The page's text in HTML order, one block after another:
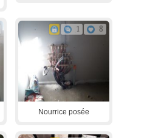
1 8
Nourrice posée